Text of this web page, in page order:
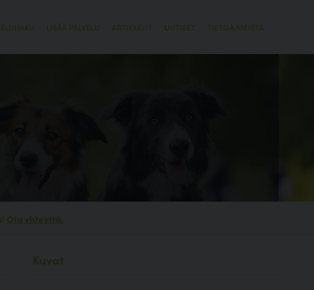
LISÄÄ PALVELU ARTIKKELIT UUTISET TIETOA MEISTÄ
Ota yhteyttä.
Kuvat